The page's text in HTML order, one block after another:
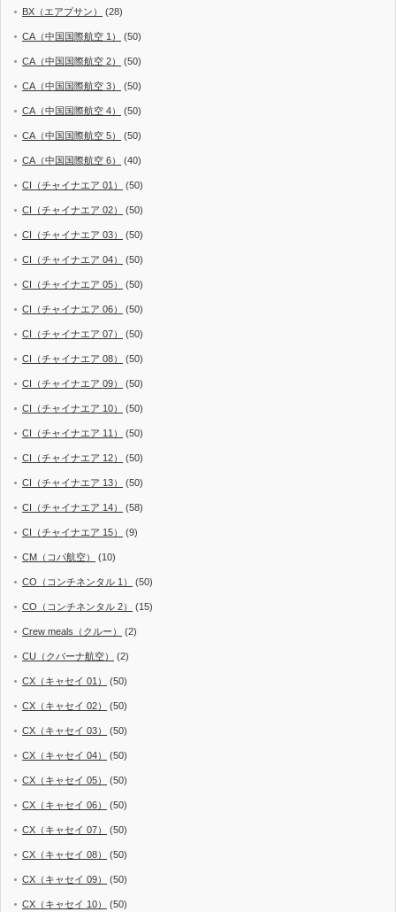
BX（エアプサン） (28)
CA（中国国際航空 1） (50)
CA（中国国際航空 2） (50)
CA（中国国際航空 3） (50)
CA（中国国際航空 4） (50)
CA（中国国際航空 5） (50)
CA（中国国際航空 6） (40)
CI（チャイナエア 01） (50)
CI（チャイナエア 02） (50)
CI（チャイナエア 03） (50)
CI（チャイナエア 04） (50)
CI（チャイナエア 05） (50)
CI（チャイナエア 06） (50)
CI（チャイナエア 07） (50)
CI（チャイナエア 08） (50)
CI（チャイナエア 09） (50)
CI（チャイナエア 10） (50)
CI（チャイナエア 11） (50)
CI（チャイナエア 12） (50)
CI（チャイナエア 13） (50)
CI（チャイナエア 14） (58)
CI（チャイナエア 15） (9)
CM（コパ航空） (10)
CO（コンチネンタル 1） (50)
CO（コンチネンタル 2） (15)
Crew meals（クルー） (2)
CU（クバーナ航空） (2)
CX（キャセイ 01） (50)
CX（キャセイ 02） (50)
CX（キャセイ 03） (50)
CX（キャセイ 04） (50)
CX（キャセイ 05） (50)
CX（キャセイ 06） (50)
CX（キャセイ 07） (50)
CX（キャセイ 08） (50)
CX（キャセイ 09） (50)
CX（キャセイ 10） (50)